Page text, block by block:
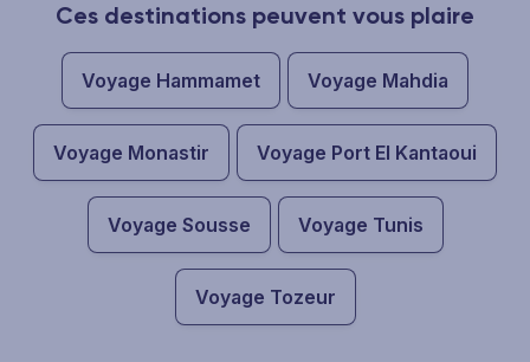
Ces destinations peuvent vous plaire
Voyage Hammamet Voyage Mahdia
Voyage Monastir Voyage Port El Kantaoui
Voyage Sousse Voyage Tunis
Voyage Tozeur